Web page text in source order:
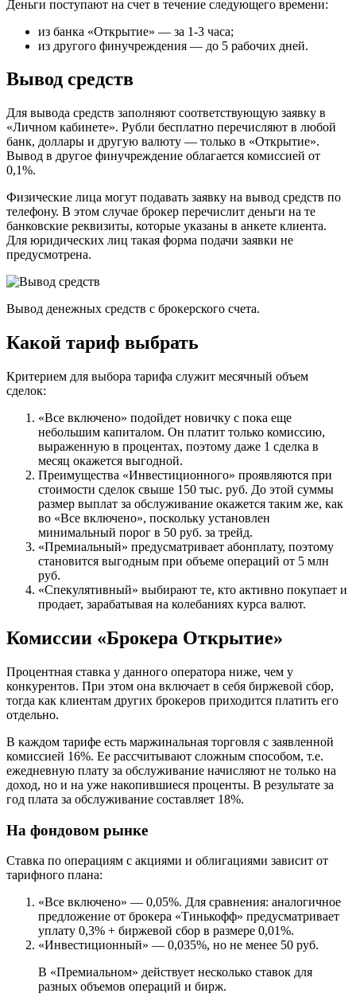
Деньги поступают на счет в течение следующего времени:
из банка «Открытие» — за 1-3 часа;
из другого финучреждения — до 5 рабочих дней.
Вывод средств
Для вывода средств заполняют соответствующую заявку в
«Личном кабинете». Рубли бесплатно перечисляют в любой
банк, доллары и другую валюту — только в «Открытие».
Вывод в другое финучреждение облагается комиссией от
0,1%.
Физические лица могут подавать заявку на вывод средств по
телефону. В этом случае брокер перечислит деньги на те
банковские реквизиты, которые указаны в анкете клиента.
Для юридических лиц такая форма подачи заявки не
предусмотрена.
Вывод денежных средств с брокерского счета.
Какой тариф выбрать
Критерием для выбора тарифа служит месячный объем
сделок:
«Все включено» подойдет новичку с пока еще
небольшим капиталом. Он платит только комиссию,
выраженную в процентах, поэтому даже 1 сделка в
месяц окажется выгодной.
Преимущества «Инвестиционного» проявляются при
стоимости сделок свыше 150 тыс. руб. До этой суммы
размер выплат за обслуживание окажется таким же, как
во «Все включено», поскольку установлен
минимальный порог в 50 руб. за трейд.
«Премиальный» предусматривает абонплату, поэтому
становится выгодным при объеме операций от 5 млн
руб.
«Спекулятивный» выбирают те, кто активно покупает и
продает, зарабатывая на колебаниях курса валют.
Комиссии «Брокера Открытие»
Процентная ставка у данного оператора ниже, чем у
конкурентов. При этом она включает в себя биржевой сбор,
тогда как клиентам других брокеров приходится платить его
отдельно.
В каждом тарифе есть маржинальная торговля с заявленной
комиссией 16%. Ее рассчитывают сложным способом, т.е.
ежедневную плату за обслуживание начисляют не только на
доход, но и на уже накопившиеся проценты. В результате за
год плата за обслуживание составляет 18%.
На фондовом рынке
Ставка по операциям с акциями и облигациями зависит от
тарифного плана:
«Все включено» — 0,05%. Для сравнения: аналогичное
предложение от брокера «Тинькофф» предусматривает
уплату 0,3% + биржевой сбор в размере 0,01%.
«Инвестиционный» — 0,035%, но не менее 50 руб.
В «Премиальном» действует несколько ставок для
разных объемов операций и бирж.